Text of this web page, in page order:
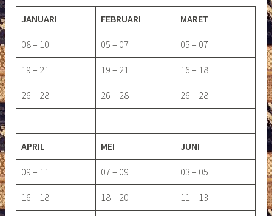
JANUARI FEBRUARI MARET
08 – 10 05 – 07 05 – 07
19 – 21 19 – 21 16 – 18
26 – 28 26 – 28 26 – 28
APRIL MEI JUNI
09 – 11 07 – 09 03 – 05
16 – 18 18 – 20 11 – 13